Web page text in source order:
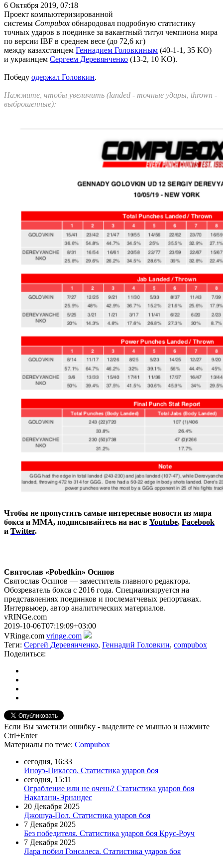
6 Октября 2019, 07:18
Проект компьютеризированной
системы Compubox обнародовал подробную статистику
точных ударов в поединке за вакантный титул чемпиона мира
по версии IBF в среднем весе (до 72,6 кг)
между казахстанцем Геннадием Головкиным (40-1-1, 35 KO)
и украинцем Сергеем Деревянченко (13-2, 10 KO).
Победу одержал Головкин.
Нажмите, чтобы увеличить (landed - точные удары, thrown -
выброшенные):
Чтобы не пропустить самые интересные новости из мира
бокса и ММА, подписывайтесь на нас в Youtube, Facebook
и Twitter.
Святослав «Pobedkin» Осипов
Святослав Осипов — заместитель главного редактора.
Обозреватель бокса с 2016 года. Специализируется на
представлениях поединков и послематчевых репортажах.
Интервьюер, автор аналитических материалов.
vRINGe.com
2019-10-06T07:19:09+03:00
VRinge.com vringe.com
Теги: Сергей Деревянченко, Геннадий Головкин, compubox
Поделиться:
Если Вы заметили ошибку - выделите ее мышью и нажмите
Ctrl+Enter
Материалы по теме: Compubox
сегодня, 16:33
Иноуэ-Пикассо. Статистика ударов боя
сегодня, 15:11
Ограбление или не очень? Статистика ударов боя
Накатани-Эрнандес
20 Декабря 2025
Джошуа-Пол. Статистика ударов боя
7 Декабря 2025
Без победителя. Статистика ударов боя Крус-Роуч
7 Декабря 2025
Лара побил Гонсалеса. Статистика ударов боя